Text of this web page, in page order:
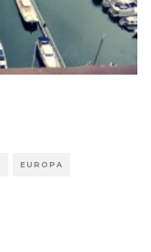
EUROPA